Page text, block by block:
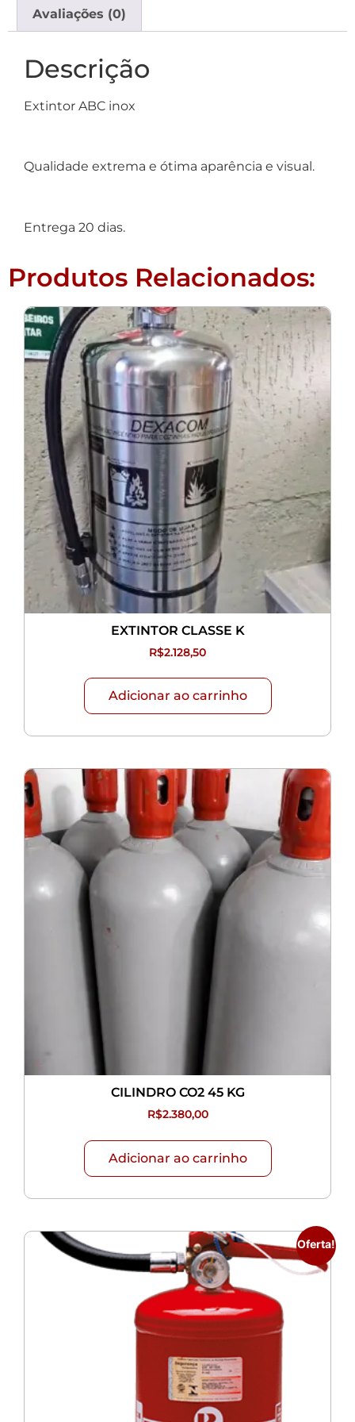
Avaliações (0)
Descrição
Extintor ABC inox
Qualidade extrema e ótima aparência e visual.
Entrega 20 dias.
Produtos Relacionados:
EXTINTOR CLASSE K
R$2.128,50
Adicionar ao carrinho
CILINDRO CO2 45 KG
R$2.380,00
Adicionar ao carrinho
Oferta!